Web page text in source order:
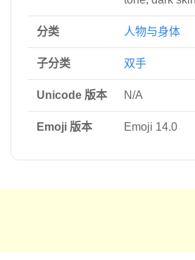
分类 人物与身体
子分类 双手
Unicode 版本 N/A
Emoji 版本 Emoji 14.0